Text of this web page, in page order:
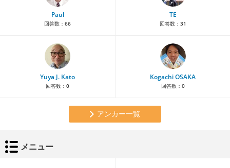
Paul
回答数： 66
TE
回答数： 31
Yuya J. Kato
回答数： 0
Kogachi OSAKA
回答数： 0
アンカー一覧
メニュー